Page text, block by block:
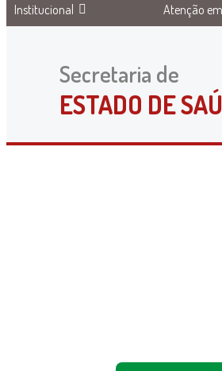
Institucional Atenção
Secretaria de
ESTADO DE